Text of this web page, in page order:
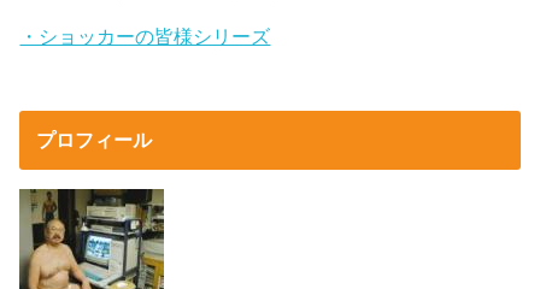
・ショッカーの皆様シリーズ
プロフィール